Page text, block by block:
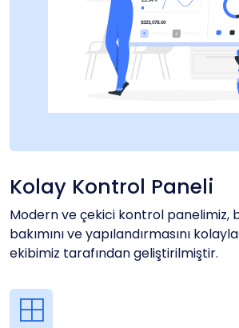
Kolay Kontrol Paneli
Modern ve çekici kontrol panelimiz,
bakımını ve yapılandırmasını
ekibimiz tarafından geliştirilmiştir.